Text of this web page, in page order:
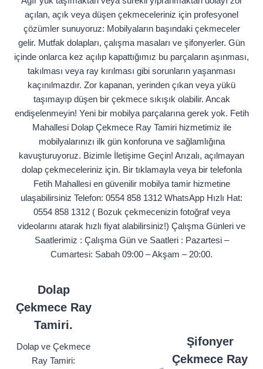
açılan, açık veya düşen çekmeceleriniz için profesyonel
çözümler sunuyoruz: Mobilyaların başındaki çekmeceler
gelir. Mutfak dolapları, çalışma masaları ve şifonyerler. Gün
içinde onlarca kez açılıp kapattığımız bu parçaların aşınması,
takılması veya ray kırılması gibi sorunların yaşanması
kaçınılmazdır. Zor kapanan, yerinden çıkan veya yükü
taşımayıp düşen bir çekmece sıkışık olabilir. Ancak
endişelenmeyin! Yeni bir mobilya parçalarına gerek yok. Fetih
Mahallesi Dolap Çekmece Ray Tamiri hizmetimiz ile
mobilyalarınızı ilk gün konforuna ve sağlamlığına
kavuşturuyoruz. Bizimle İletişime Geçin! Arızalı, açılmayan
dolap çekmeceleriniz için. Bir tıklamayla veya bir telefonla
Fetih Mahallesi en güvenilir mobilya tamir hizmetine
ulaşabilirsiniz Telefon: 0554 858 1312 WhatsApp Hızlı Hat:
0554 858 1312 ( Bozuk çekmecenizin fotoğraf veya
videolarını atarak hızlı fiyat alabilirsiniz!) Çalışma Günleri ve
Saatlerimiz : Çalışma Gün ve Saatleri : Pazartesi –
Cumartesi: Sabah 09:00 – Akşam – 20:00.
Dolap
Çekmece Ray
Tamiri.
Dolap ve Çekmece
Ray Tamiri:
Şifonyer
Çekmece Ray